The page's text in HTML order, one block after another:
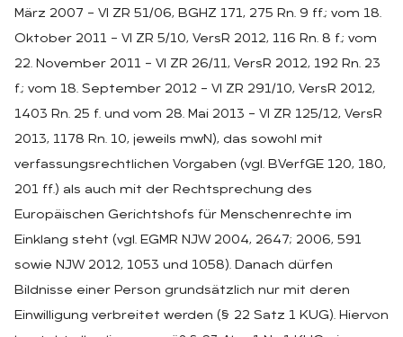
März 2007 – VI ZR 51/06, BGHZ 171, 275 Rn. 9 ff.; vom 18.
Oktober 2011 – VI ZR 5/10, VersR 2012, 116 Rn. 8 f.; vom
22. November 2011 – VI ZR 26/11, VersR 2012, 192 Rn. 23
f.; vom 18. September 2012 – VI ZR 291/10, VersR 2012,
1403 Rn. 25 f. und vom 28. Mai 2013 – VI ZR 125/12, VersR
2013, 1178 Rn. 10, jeweils mwN), das sowohl mit
verfassungsrechtlichen Vorgaben (vgl. BVerfGE 120, 180,
201 ff.) als auch mit der Rechtsprechung des
Europäischen Gerichtshofs für Menschenrechte im
Einklang steht (vgl. EGMR NJW 2004, 2647; 2006, 591
sowie NJW 2012, 1053 und 1058). Danach dürfen
Bildnisse einer Person grundsätzlich nur mit deren
Einwilligung verbreitet werden (§ 22 Satz 1 KUG). Hiervon